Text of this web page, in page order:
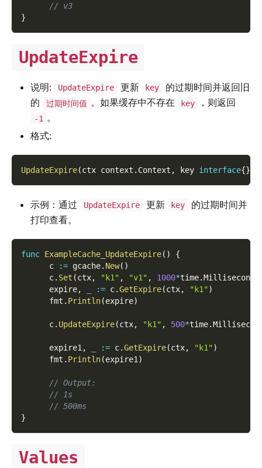
// v3
}
UpdateExpire
说明: UpdateExpire 更新 key
的过期时间并返回旧
的
过期时间值 。如果缓存中不存在 key ，则返回
-1 。
格式:
UpdateExpire(ctx context . Context , key interface{}
示例：通过 UpdateExpire 更新 key
的过期时间并
打印查看。
func ExampleCache_UpdateExpire( )
{
      c
:= gcache. New( )
      c
. Set (ctx, "k1" , "v1" , 1000*time.Millisecond
      expire
, := c.GetExpire(ctx, "k1")
      fmt
. Println(expire)
      c
. UpdateExpire(ctx, "k1" , 500*time.
      expire1
, := c.GetExpire(ctx, "k1")
      fmt
. Println(expire1 )
// Output:
// 1s
// 500ms
}
Values